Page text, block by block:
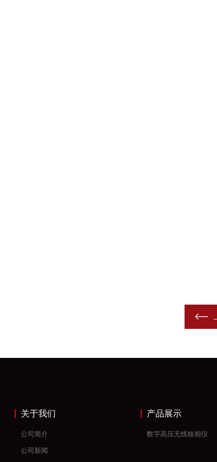
关于我们
公司简介
公司新闻
产品展示
数字高压无线核相仪